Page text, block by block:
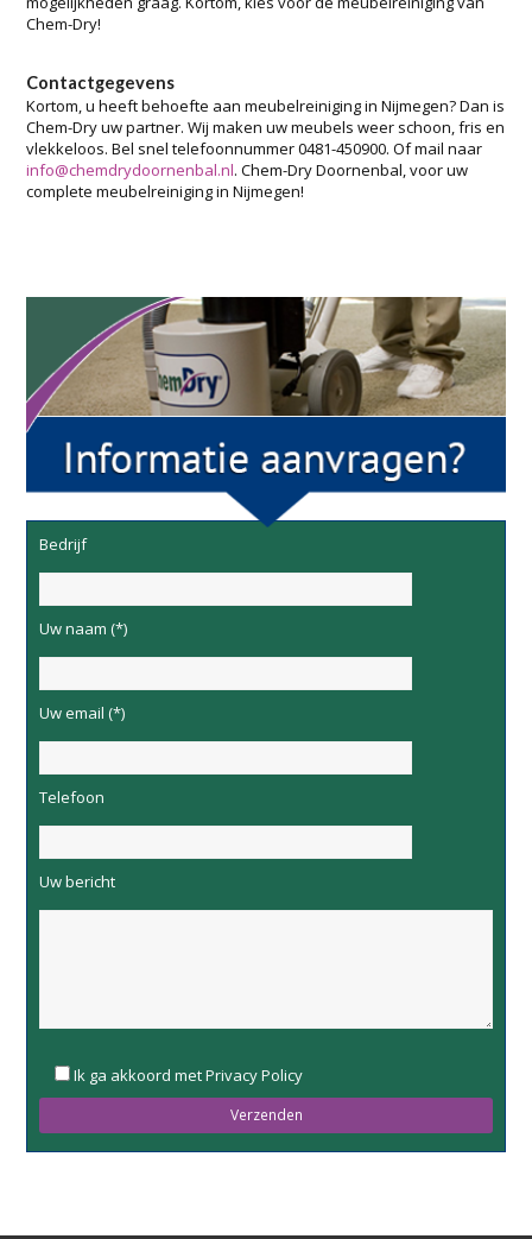
Chem-Dry!
Contactgegevens
Kortom, u heeft behoefte aan meubelreiniging in Nijmegen? Dan is
Chem-Dry uw partner. Wij maken uw meubels weer schoon, fris en
vlekkeloos. Bel snel telefoonnummer 0481-450900. Of mail naar
info@chemdrydoornenbal.nl. Chem-Dry Doornenbal, voor uw
complete meubelreiniging in Nijmegen!
Bedrijf
Uw naam (*)
Uw email (*)
Telefoon
Uw bericht
leave
this
Ik ga akkoord met Privacy Policy